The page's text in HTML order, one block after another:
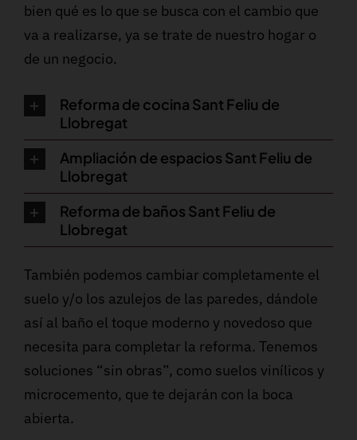
bien qué es lo que se busca con el cambio que
va a realizarse, ya se trate de nuestro hogar o
de un negocio.
Reforma de cocina Sant Feliu de
Llobregat
Ampliación de espacios Sant Feliu de
Llobregat
Reforma de baños Sant Feliu de
Llobregat
También podemos cambiar completamente el
suelo y/o los azulejos de las paredes, dándole
así al baño el toque moderno y novedoso que
necesita para completar la reforma. Tenemos
soluciones “sin obras”, como suelos vinílicos y
microcemento, que te dejarán con la boca
abierta.